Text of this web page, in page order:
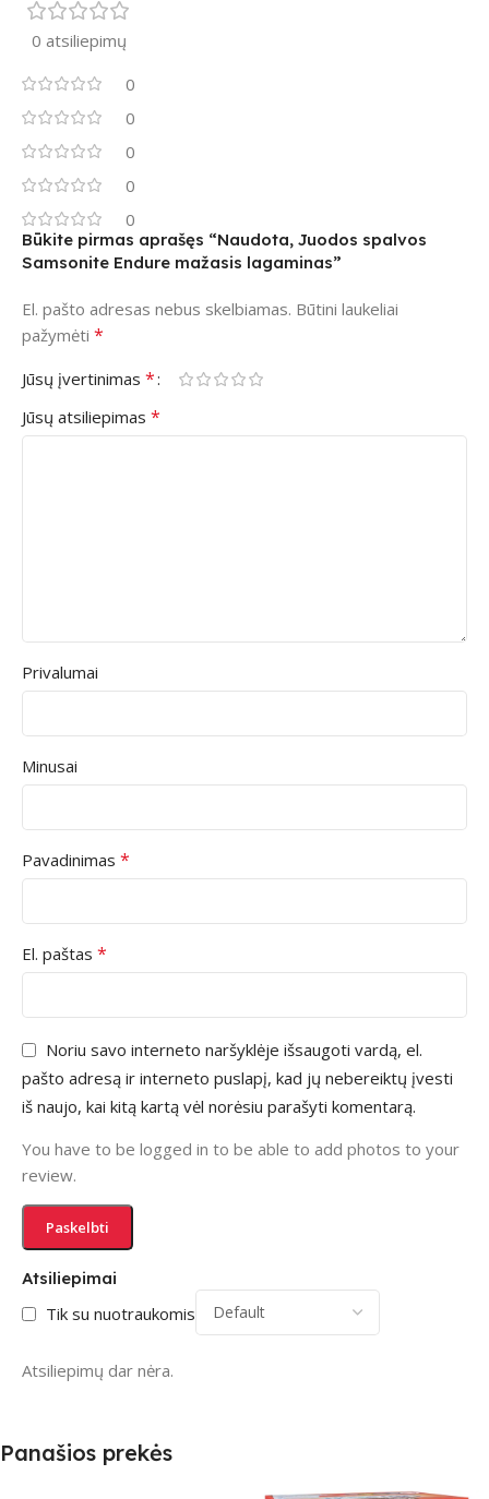
0 atsiliepimų
0
0
0
0
0
Atsiliepimai
Tik su nuotraukomis
Atsiliepimų dar nėra.
Būkite pirmas aprašęs “Naudota, Juodos spalvos
Samsonite Endure mažasis lagaminas”
El. pašto adresas nebus skelbiamas. Būtini laukeliai
pažymėti *
Jūsų įvertinimas *
Jūsų atsiliepimas *
Privalumai
Minusai
Pavadinimas *
El. paštas *
Noriu savo interneto naršyklėje išsaugoti vardą, el.
pašto adresą ir interneto puslapį, kad jų nebereiktų įvesti
iš naujo, kai kitą kartą vėl norėsiu parašyti komentarą.
You have to be logged in to be able to add photos to your
review.
Panašios prekės